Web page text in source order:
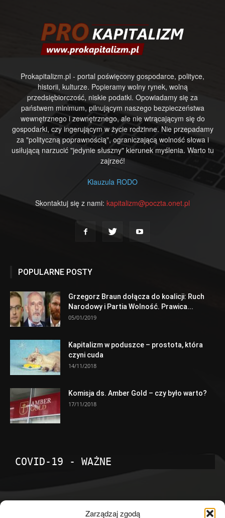
Zarządzaj zgodą
Prokapitalizm.pl - portal poświęcony gospodarce, polityce,
historii, kulturze. Popieramy wolny rynek, wolną
przedsiębiorczość, niskie podatki. Opowiadamy się za
państwem minimum, pilnującym naszego bezpieczeństwa
wewnętrznego i zewnętrznego, ale nie wtrącającym się do
gospodarki, czy ingerującym w życie rodzinne. Nie przepadamy
za "polityczną poprawnością", ograniczającą wolność słowa i
usiłującą narzucić "jedynie słuszny" kierunek myślenia. Warto tu
zajrzeć!
Klauzula RODO
Skontaktuj się z nami: kapitalizm@poczta.onet.pl
POPULARNE POSTY
Grzegorz Braun dołącza do koalicji: Ruch
Narodowy i Partia Wolność. Prawica...
05/01/2019
Kapitalizm w poduszce – prostota, która
czyni cuda
14/11/2018
Komisja ds. Amber Gold – czy było warto?
17/11/2018
COVID-19 - WAŻNE